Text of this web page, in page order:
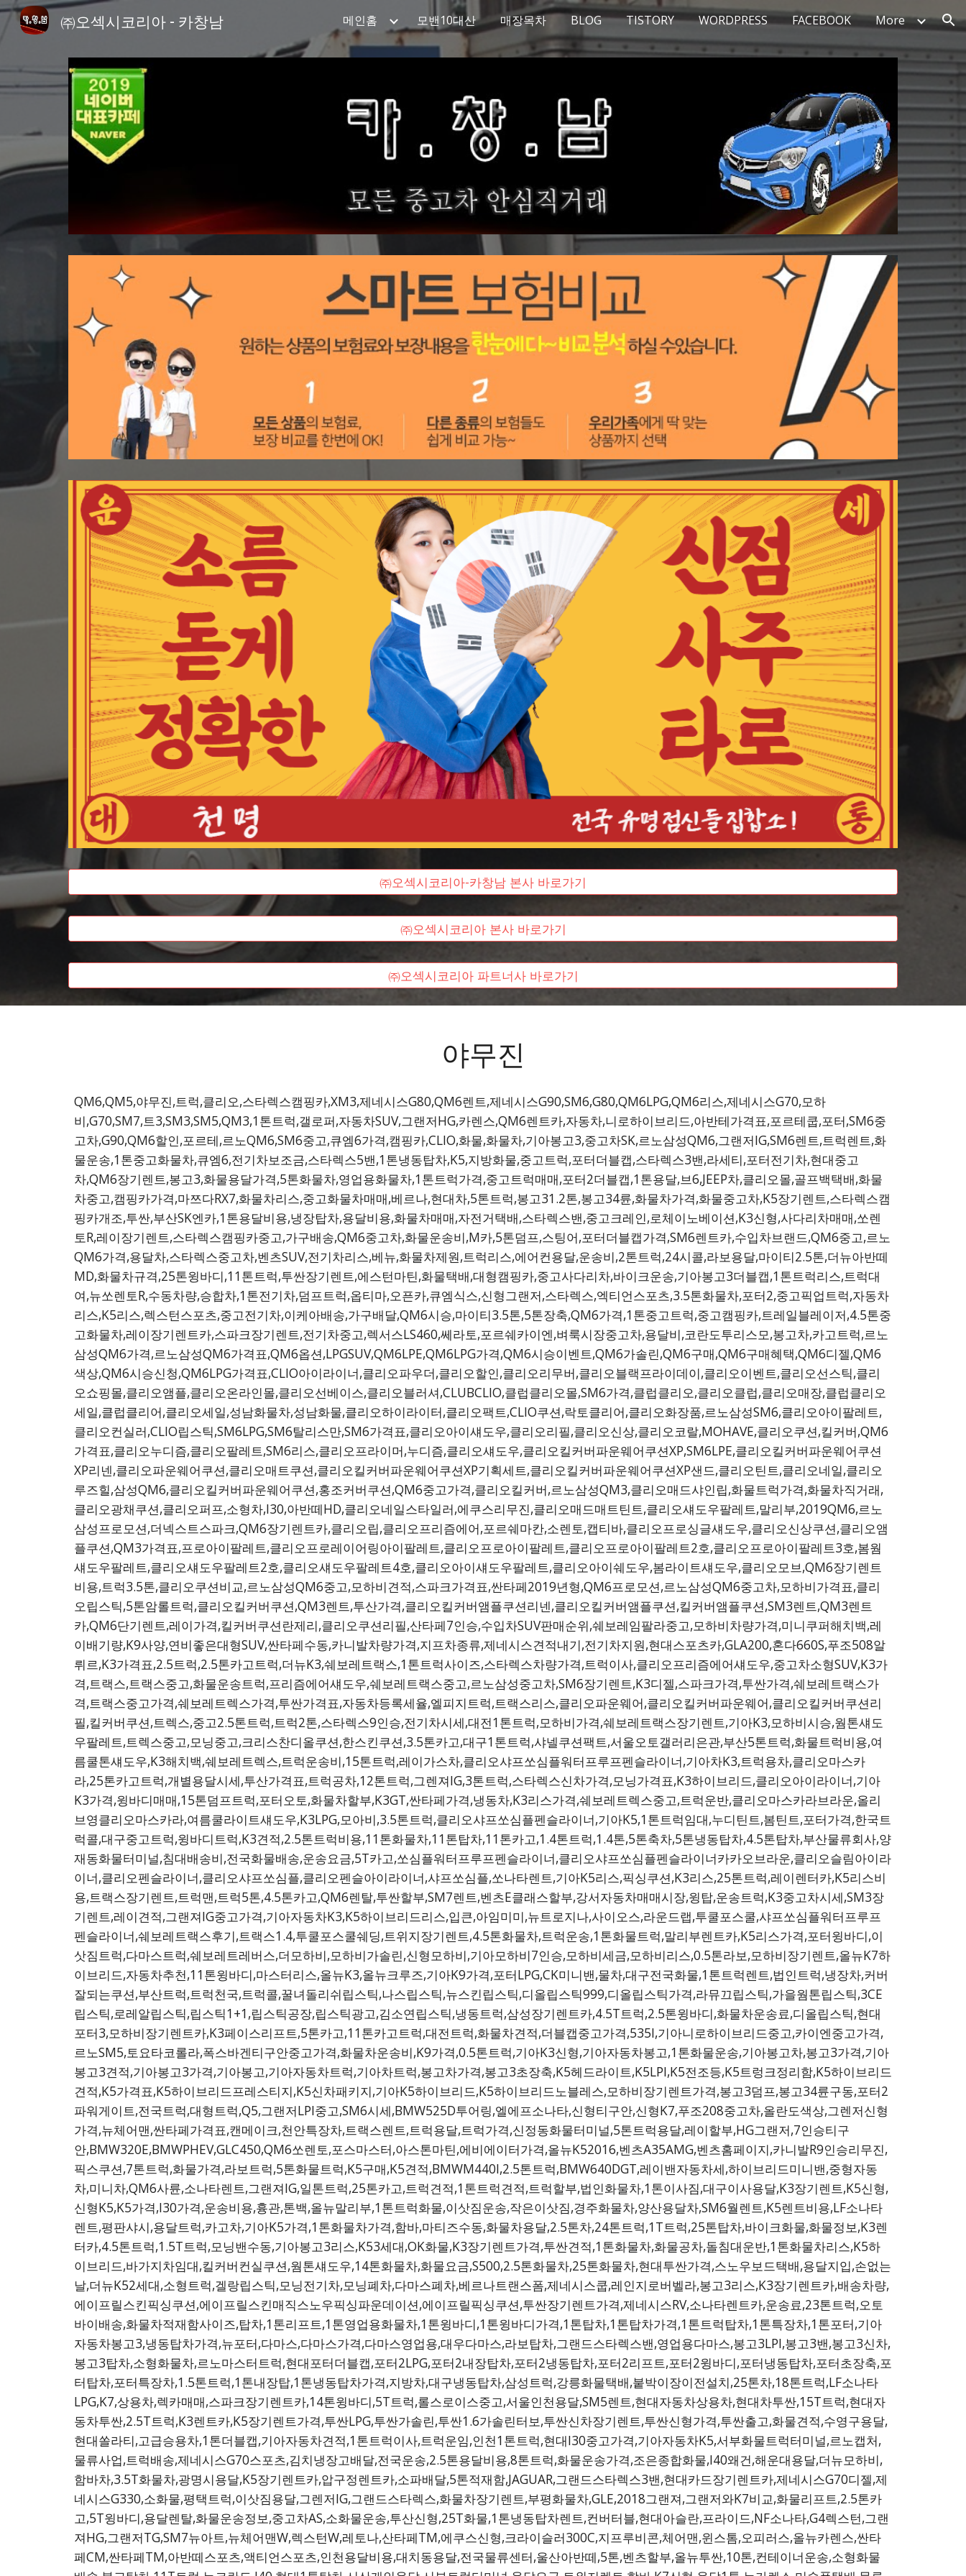
Skip to main content Skip to navigation
㈜오섹시코리아 - 카창남 메인홈 모밴10대산 매장목차 BLOG TISTORY WORDPRESS FACEBOOK More
㈜오섹시코리아-카창남 본사 바로가기
㈜오섹시코리아 본사 바로가기
㈜오섹시코리아 파트너사 바로가기
야무진
QM6,QM5,야무진,트럭,클리오,스타렉스캠핑카,XM3,제네시스G80,QM6렌트,제네시스G90,SM6,G80,QM6LPG,QM6리스,제네시스G70,모하
비,G70,SM7,트3,SM3,SM5,QM3,1톤트럭,갤로퍼,자동차SUV,그랜저HG,카렌스,QM6렌트카,자동차,니로하이브리드,아반테가격표,포르테쿱,포터,SM6중
고차,G90,QM6할인,포르테,르노QM6,SM6중고,큐엠6가격,캠핑카,CLIO,화물,화물차,기아봉고3,중고차SK,르노삼성QM6,그랜저IG,SM6렌트,트럭렌트,화
물운송,1톤중고화물차,큐엠6,전기차보조금,스타렉스5밴,1톤냉동탑차,K5,지방화물,중고트럭,포터더블캡,스타렉스3밴,라세티,포터전기차,현대중고
차,QM6장기렌트,봉고3,화물용달가격,5톤화물차,영업용화물차,1톤트럭가격,중고트럭매매,포터2더블캡,1톤용달,브6,JEEP차,클리오몰,골프백택배,화물
차중고,캠핑카가격,마쯔다RX7,화물차리스,중고화물차매매,베르나,현대차,5톤트럭,봉고31.2톤,봉고34륜,화물차가격,화물중고차,K5장기렌트,스타렉스캠
핑카개조,투싼,부산SK엔카,1톤용달비용,냉장탑차,용달비용,화물차매매,자전거택배,스타렉스밴,중고크레인,로체이노베이션,K3신형,사다리차매매,쏘렌
토R,레이장기렌트,스타렉스캠핑카중고,가구배송,QM6중고차,화물운송비,M카,5톤덤프,스팅어,포터더블캡가격,SM6렌트카,수입차브랜드,QM6중고,르노
QM6가격,용달차,스타렉스중고차,벤츠SUV,전기차리스,베뉴,화물차제원,트럭리스,에어컨용달,운송비,2톤트럭,24시콜,라보용달,마이티2.5톤,더뉴아반떼
MD,화물차규격,25톤윙바디,11톤트럭,투싼장기렌트,에스턴마틴,화물택배,대형캠핑카,중고사다리차,바이크운송,기아봉고3더블캡,1톤트럭리스,트럭대
여,뉴쏘렌토R,수동차량,승합차,1톤전기차,덤프트럭,옵티마,오픈카,큐엠식스,신형그랜저,스타렉스,엑티언스포츠,3.5톤화물차,포터2,중고픽업트럭,자동차
리스,K5리스,렉스턴스포츠,중고전기차,이케아배송,가구배달,QM6시승,마이티3.5톤,5톤장축,QM6가격,1톤중고트럭,중고캠핑카,트레일블레이저,4.5톤중
고화물차,레이장기렌트카,스파크장기렌트,전기차중고,렉서스LS460,쎄라토,포르쉐카이엔,벼룩시장중고차,용달비,코란도투리스모,봉고차,카고트럭,르노
삼성QM6가격,르노삼성QM6가격표,QM6옵션,LPGSUV,QM6LPE,QM6LPG가격,QM6시승이벤트,QM6가솔린,QM6구매,QM6구매혜택,QM6디젤,QM6
색상,QM6시승신청,QM6LPG가격표,CLIO아이라이너,클리오파우더,클리오할인,클리오리무버,클리오블랙프라이데이,클리오이벤트,클리오선스틱,클리
오쇼핑몰,클리오앰플,클리오온라인몰,클리오선베이스,클리오블러셔,CLUBCLIO,클럽클리오몰,SM6가격,클럽클리오,클리오클럽,클리오매장,클럽클리오
세일,클럽클리어,클리오세일,성남화물차,성남화물,클리오하이라이터,클리오팩트,CLIO쿠션,락토클리어,클리오화장품,르노삼성SM6,클리오아이팔레트,
클리오컨실러,CLIO립스틱,SM6LPG,SM6탈리스만,SM6가격표,클리오아이섀도우,클리오리필,클리오신상,클리오코랄,MOHAVE,클리오쿠션,킬커버,QM6
가격표,클리오누디즘,클리오팔레트,SM6리스,클리오프라이머,누디즘,클리오섀도우,클리오킬커버파운웨어쿠션XP,SM6LPE,클리오킬커버파운웨어쿠션
XP리넨,클리오파운웨어쿠션,클리오매트쿠션,클리오킬커버파운웨어쿠션XP기획세트,클리오킬커버파운웨어쿠션XP샌드,클리오틴트,클리오네일,클리오
루즈힐,삼성QM6,클리오킬커버파운웨어쿠션,홍조커버쿠션,QM6중고가격,클리오킬커버,르노삼성QM3,클리오매드샤인립,화물트럭가격,화물차직거래,
클리오광채쿠션,클리오퍼프,소형차,I30,아반떼HD,클리오네일스타일러,에쿠스리무진,클리오매드매트틴트,클리오섀도우팔레트,말리부,2019QM6,르노
삼성프로모션,더넥스트스파크,QM6장기렌트카,클리오립,클리오프리즘에어,포르쉐마칸,소렌토,캡티바,클리오프로싱글섀도우,클리오신상쿠션,클리오앰
플쿠션,QM3가격표,프로아이팔레트,클리오프로레이어링아이팔레트,클리오프로아이팔레트,클리오프로아이팔레트2호,클리오프로아이팔레트3호,봄웜
섀도우팔레트,클리오섀도우팔레트2호,클리오섀도우팔레트4호,클리오아이섀도우팔레트,클리오아이쉐도우,봄라이트섀도우,클리오모브,QM6장기렌트
비용,트럭3.5톤,클리오쿠션비교,르노삼성QM6중고,모하비견적,스파크가격표,싼타페2019년형,QM6프로모션,르노삼성QM6중고차,모하비가격표,클리
오립스틱,5톤암롤트럭,클리오킬커버쿠션,QM3렌트,투산가격,클리오킬커버앰플쿠션리넨,클리오킬커버앰플쿠션,킬커버앰플쿠션,SM3렌트,QM3렌트
카,QM6단기렌트,레이가격,킬커버쿠션란제리,클리오쿠션리필,산타페7인승,수입차SUV판매순위,쉐보레임팔라중고,모하비차량가격,미니쿠퍼해치백,레
이배기량,K9사양,연비좋은대형SUV,싼타페수동,카니발차량가격,지프차종류,제네시스견적내기,전기차지원,현대스포츠카,GLA200,혼다660S,푸조508알
뤼르,K3가격표,2.5트럭,2.5톤카고트럭,더뉴K3,쉐보레트랙스,1톤트럭사이즈,스타렉스차량가격,트럭이사,클리오프리즘에어섀도우,중고차소형SUV,K3가
격,트랙스,트랙스중고,화물운송트럭,프리즘에어섀도우,쉐보레트랙스중고,르노삼성중고차,SM6장기렌트,K3디젤,스파크가격,투싼가격,쉐보레트랙스가
격,트랙스중고가격,쉐보레트렉스가격,투싼가격표,자동차등록세율,엘피지트럭,트랙스리스,클리오파운웨어,클리오킬커버파운웨어,클리오킬커버쿠션리
필,킬커버쿠션,트렉스,중고2.5톤트럭,트럭2톤,스타렉스9인승,전기차시세,대전1톤트럭,모하비가격,쉐보레트랙스장기렌트,기아K3,모하비시승,웜톤섀도
우팔레트,트렉스중고,모닝중고,크리스찬디올쿠션,한스킨쿠션,3.5톤카고,대구1톤트럭,샤넬쿠션팩트,서울오토갤러리은관,부산5톤트럭,화물트럭비용,여
름쿨톤섀도우,K3해치백,쉐보레트렉스,트럭운송비,15톤트럭,레이가스차,클리오샤프쏘심플워터프루프펜슬라이너,기아차K3,트럭용차,클리오마스카
라,25톤카고트럭,개별용달시세,투산가격표,트럭공차,12톤트럭,그렌져IG,3톤트럭,스타렉스신차가격,모닝가격표,K3하이브리드,클리오아이라이너,기아
K3가격,윙바디매매,15톤덤프트럭,포터오토,화물차할부,K3GT,싼타페가격,냉동차,K3리스가격,쉐보레트렉스중고,트럭운반,클리오마스카라브라운,올리
브영클리오마스카라,여름쿨라이트섀도우,K3LPG,모아비,3.5톤트럭,클리오샤프쏘심플펜슬라이너,기아K5,1톤트럭임대,누디틴트,봄틴트,포터가격,한국트
럭콜,대구중고트럭,윙바디트럭,K3견적,2.5톤트럭비용,11톤화물차,11톤탑차,11톤카고,1.4톤트럭,1.4톤,5톤축차,5톤냉동탑차,4.5톤탑차,부산물류회사,양
재동화물터미널,침대배송비,전국화물배송,운송요금,5T카고,쏘심플워터프루프펜슬라이너,클리오샤프쏘심플펜슬라이너카카오브라운,클리오슬림아이라
이너,클리오펜슬라이너,클리오샤프쏘심플,클리오펜슬아이라이너,샤프쏘심플,쏘나타렌트,기아K5리스,픽싱쿠션,K3리스,25톤트럭,레이렌터카,K5리스비
용,트랙스장기렌트,트럭맨,트럭5톤,4.5톤카고,QM6렌탈,투싼할부,SM7렌트,벤츠E클래스할부,강서자동차매매시장,윙탑,운송트럭,K3중고차시세,SM3장
기렌트,레이견적,그랜져IG중고가격,기아자동차K3,K5하이브리드리스,입큰,아임미미,뉴트로지나,사이오스,라운드랩,투쿨포스쿨,샤프쏘심플워터프루프
펜슬라이너,쉐보레트랙스후기,트랙스1.4,투쿨포스쿨쉐딩,트위지장기렌트,4.5톤화물차,트럭운송,1톤화물트럭,말리부렌트카,K5리스가격,포터윙바디,이
삿짐트럭,다마스트럭,쉐보레트레버스,더모하비,모하비가솔린,신형모하비,기아모하비7인승,모하비세금,모하비리스,0.5톤라보,모하비장기렌트,올뉴K7하
이브리드,자동차추천,11톤윙바디,마스터리스,올뉴K3,올뉴크루즈,기아K9가격,포터LPG,CK미니밴,물차,대구전국화물,1톤트럭렌트,법인트럭,냉장차,커버
잘되는쿠션,부산트럭,트럭천국,트럭콜,꿀녀돌리쉬립스틱,나스립스틱,뉴스킨립스틱,디올립스틱999,디올립스틱가격,라뮤끄립스틱,가을웜톤립스틱,3CE
립스틱,로레알립스틱,립스틱1+1,립스틱공장,립스틱광고,김소연립스틱,냉동트럭,삼성장기렌트카,4.5T트럭,2.5톤윙바디,화물차운송료,디올립스틱,현대
포터3,모하비장기렌트카,K3페이스리프트,5톤카고,11톤카고트럭,대전트럭,화물차견적,더블캡중고가격,535I,기아니로하이브리드중고,카이엔중고가격,
르노SM5,토요타코롤라,폭스바겐티구안중고가격,화물차운송비,K9가격,0.5톤트럭,기아K3신형,기아자동차봉고,1톤화물운송,기아봉고차,봉고3가격,기아
봉고3견적,기아봉고3가격,기아봉고,기아자동차트럭,기아차트럭,봉고차가격,봉고3초장축,K5헤드라이트,K5LPI,K5전조등,K5트렁크정리함,K5하이브리드
견적,K5가격표,K5하이브리드프레스티지,K5신차패키지,기아K5하이브리드,K5하이브리드노블레스,모하비장기렌트가격,봉고3덤프,봉고34륜구동,포터2
파워게이트,전국트럭,대형트럭,Q5,그랜저LPI중고,SM6시세,BMW525D투어링,엘에프소나타,신형티구안,신형K7,푸조208중고차,올란도색상,그렌저신형
가격,뉴체어맨,싼타페가격표,캔메이크,천안특장차,트랙스렌트,트럭용달,트럭가격,신정동화물터미널,5톤트럭용달,레이할부,HG그랜저,7인승티구
안,BMW320E,BMWPHEV,GLC450,QM6쏘렌토,포스마스터,아스톤마틴,에비에이터가격,올뉴K52016,벤츠A35AMG,벤츠홈페이지,카니발R9인승리무진,
픽스쿠션,7톤트럭,화물가격,라보트럭,5톤화물트럭,K5구매,K5견적,BMWM440I,2.5톤트럭,BMW640DGT,레이밴자동차세,하이브리드미니밴,중형자동
차,미니차,QM6사륜,소나타렌트,그랜져IG,일톤트럭,25톤카고,트럭견적,1톤트럭견적,트럭할부,법인화물차,1톤이사짐,대구이사용달,K3장기렌트,K5신형,
신형K5,K5가격,I30가격,운송비용,흉관,톤백,올뉴말리부,1톤트럭화물,이삿짐운송,작은이삿짐,경주화물차,양산용달차,SM6월렌트,K5렌트비용,LF소나타
렌트,평판샤시,용달트럭,카고차,기아K5가격,1톤화물차가격,함바,마티즈수동,화물차용달,2.5톤차,24톤트럭,1T트럭,25톤탑차,바이크화물,화물정보,K3렌
터카,4.5톤트럭,1.5T트럭,모닝밴수동,기아봉고3리스,K53세대,OK화물,K3장기렌트가격,투싼견적,1톤화물차,화물공차,돌침대운반,1톤화물차리스,K5하
이브리드,바가지차임대,킬커버컨실쿠션,웜톤섀도우,14톤화물차,화물요금,S500,2.5톤화물차,25톤화물차,현대투싼가격,스노우보드택배,용달지입,손없는
날,더뉴K52세대,소형트럭,겔랑립스틱,모닝전기차,모닝폐차,다마스폐차,베르나트랜스폼,제네시스쿱,레인지로버벨라,봉고3리스,K3장기렌트카,배송차량,
에이프릴스킨픽싱쿠션,에이프릴스킨매직스노우픽싱파운데이션,에이프릴픽싱쿠션,투싼장기렌트가격,제네시스RV,소나타렌트카,운송료,23톤트럭,오토
바이배송,화물차적재함사이즈,탑차,1톤리프트,1톤영업용화물차,1톤윙바디,1톤윙바디가격,1톤탑차,1톤탑차가격,1톤트럭탑차,1톤특장차,1톤포터,기아
자동차봉고3,냉동탑차가격,뉴포터,다마스,다마스가격,다마스영업용,대우다마스,라보탑차,그랜드스타렉스밴,영업용다마스,봉고3LPI,봉고3밴,봉고3신차,
봉고3탑차,소형화물차,르노마스터트럭,현대포터더블캡,포터2LPG,포터2내장탑차,포터2냉동탑차,포터2리프트,포터2윙바디,포터냉동탑차,포터초장축,포
터탑차,포터특장차,1.5톤트럭,1톤내장탑,1톤냉동탑차가격,지방차,대구냉동탑차,삼성트럭,강릉화물택배,붙박이장이전설치,25톤차,18톤트럭,LF소나타
LPG,K7,상용차,렉카매매,스파크장기렌트카,14톤윙바디,5T트럭,롤스로이스중고,서울인천용달,SM5렌트,현대자동차상용차,현대차투싼,15T트럭,현대자
동차투싼,2.5T트럭,K3렌트카,K5장기렌트가격,투싼LPG,투싼가솔린,투싼1.6가솔린터보,투싼신차장기렌트,투싼신형가격,투싼출고,화물견적,수영구용달,
현대쏠라티,고급승용차,1톤더블캡,기아자동차견적,1톤트럭이사,트럭운임,인천1톤트럭,현대I30중고가격,기아자동차K5,서부화물트럭터미널,르노캡처,
물류사업,트럭배송,제네시스G70스포츠,김치냉장고배달,전국운송,2.5톤용달비용,8톤트럭,화물운송가격,조은종합화물,I40왜건,해운대용달,더뉴모하비,
함바차,3.5T화물차,광명시용달,K5장기렌트카,압구정렌트카,소파배달,5톤적재함,JAGUAR,그랜드스타렉스3밴,현대카드장기렌트카,제네시스G70디젤,제
네시스G330,소화물,평택트럭,이삿짐용달,그렌저IG,그랜드스타렉스,화물차장기렌트,부평화물차,GLE,2018그랜져,그랜저와K7비교,화물리프트,2.5톤카
고,5T윙바디,용달렌탈,화물운송정보,중고차AS,소화물운송,투산신형,25T화물,1톤냉동탑차렌트,컨버터블,현대아슬란,프라이드,NF소나타,G4렉스턴,그랜
져HG,그랜저TG,SM7뉴아트,뉴체어맨W,렉스턴W,레토나,산타페TM,에쿠스신형,크라이슬러300C,지프루비콘,체어맨,윈스톰,오피러스,올뉴카렌스,싼타
페CM,싼타페TM,아반떼스포츠,액티언스포츠,인천용달비용,대치동용달,전국물류센터,울산아반떼,5톤,벤츠할부,올뉴투싼,10톤,컨테이너운송,소형화물